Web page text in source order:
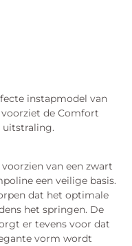
instapmodel van
de Comfort
uitstraling.
van een zwart
een veilige basis.
dat het optimale
het springen. De
er tevens voor dat
vorm wordt